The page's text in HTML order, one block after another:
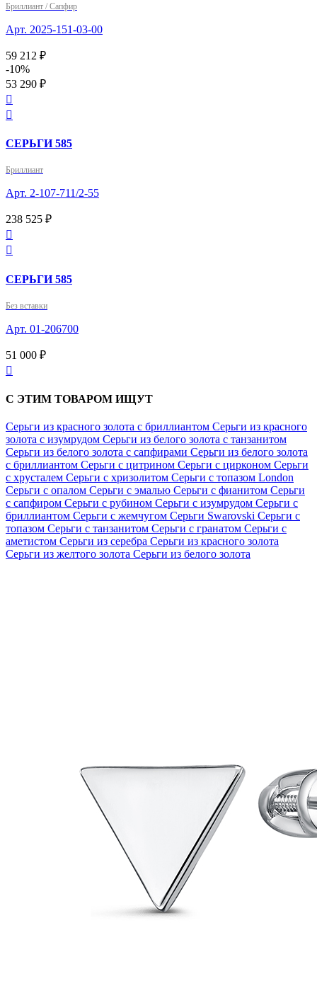
Бриллиант / Сапфир
Арт. 2025-151-03-00
59 212 ₽
-10%
53 290 ₽


СЕРЬГИ 585
Бриллиант
Арт. 2-107-711/2-55
238 525 ₽


СЕРЬГИ 585
Без вставки
Арт. 01-206700
51 000 ₽

С ЭТИМ ТОВАРОМ ИЩУТ
Серьги из красного золота с бриллиантом Серьги из красного
золота с изумрудом Серьги из белого золота с танзанитом
Серьги из белого золота с сапфирами Серьги из белого золота
с бриллиантом Серьги с цитрином Серьги с цирконом Серьги
с хрусталем Серьги с хризолитом Серьги с топазом London
Серьги с опалом Серьги с эмалью Серьги с фианитом Серьги
с сапфиром Серьги с рубином Серьги с изумрудом Серьги с
бриллиантом Серьги с жемчугом Серьги Swarovski Серьги с
топазом Серьги с танзанитом Серьги с гранатом Серьги с
аметистом Серьги из серебра Серьги из красного золота
Серьги из желтого золота Серьги из белого золота